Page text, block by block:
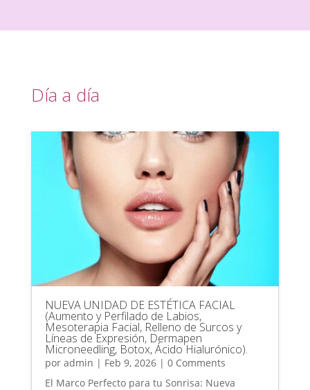
Día a día
NUEVA UNIDAD DE ESTÉTICA FACIAL
(Aumento y Perfilado de Labios,
Mesoterapia Facial, Relleno de Surcos y
Líneas de Expresión, Dermapen
Microneedling, Botox, Ácido Hialurónico).
por admin | Feb 9, 2026| 0 Comments
El Marco Perfecto para tu Sonrisa: Nueva